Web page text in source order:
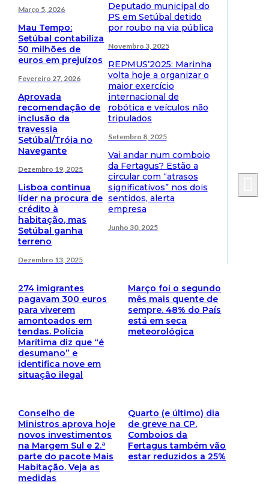
Março 5, 2026
Mau Tempo:
Setúbal contabiliza
50 milhões de
euros em prejuízos
Fevereiro 27, 2026
Aprovada
recomendação de
inclusão da
travessia
Setúbal/Tróia no
Navegante
Dezembro 19, 2025
Lisboa continua
líder na procura de
crédito à
habitação, mas
Setúbal ganha
terreno
Dezembro 13, 2025
Deputado municipal do
PS em Setúbal detido
por roubo na via pública
Novembro 3, 2025
REPMUS’2025: Marinha
volta hoje a organizar o
maior exercício
internacional de
robótica e veículos não
tripulados
Setembro 8, 2025
Vai andar num comboio
da Fertagus? Estão a
circular com “atrasos
significativos” nos dois
sentidos, alerta
empresa
Junho 30, 2025
274 imigrantes
pagavam 300 euros
para viverem
amontoados em
tendas. Polícia
Marítima diz que “é
desumano” e
identifica nove em
situação ilegal
Março foi o segundo
mês mais quente de
sempre. 48% do País
está em seca
meteorológica
Conselho de
Ministros aprova hoje
novos investimentos
na Margem Sul e 2.ª
parte do pacote Mais
Habitação. Veja as
medidas
Quarto (e último) dia
de greve na CP.
Comboios da
Fertagus também vão
estar reduzidos a 25%